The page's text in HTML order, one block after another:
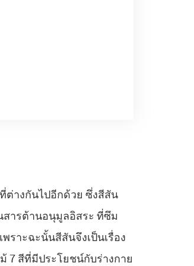
างกันไปอีกด้วย ซึ่งสีสัน
ารต้านอนุมูลอิสระ ที่ซึม
ราะฉะนั้นสีสันจึงเป็นเรื่อง
7 สีที่มีประโยชน์กับร่างกาย